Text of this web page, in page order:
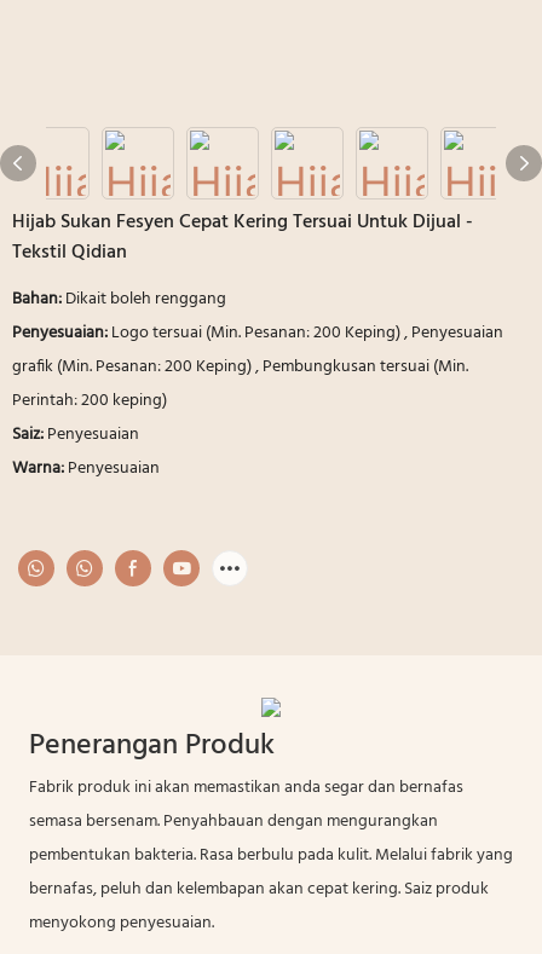
Hijab Sukan Fesyen Cepat Kering Tersuai Untuk Dijual -
Tekstil Qidian
Bahan:Dikait boleh renggang
Penyesuaian:Logo tersuai (Min. Pesanan: 200 Keping) , Penyesuaian
grafik (Min. Pesanan: 200 Keping) , Pembungkusan tersuai (Min.
Perintah: 200 keping)
Saiz:Penyesuaian
Warna:Penyesuaian
Penerangan Produk
Fabrik produk ini akan memastikan anda segar dan bernafas
semasa bersenam. Penyahbauan dengan mengurangkan
pembentukan bakteria. Rasa berbulu pada kulit. Melalui fabrik yang
bernafas, peluh dan kelembapan akan cepat kering. Saiz produk
menyokong penyesuaian.